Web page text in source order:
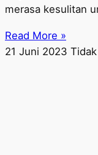
merasa kesulitan
Read More »
21 Juni 2023